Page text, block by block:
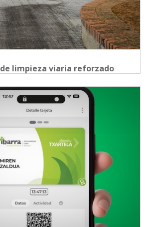
limpieza viaria reforzado